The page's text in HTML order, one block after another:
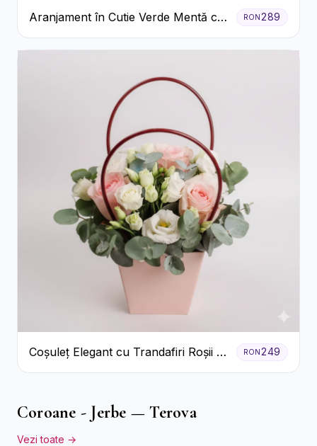
Aranjament în Cutie Verde Mentă cu
Trandafiri și Alstroemeria
RON289
Coșuleț Elegant cu Trandafiri Roșii și
Lisianthus Alb
RON249
Coroane - Jerbe — Terova
Vezi toate →